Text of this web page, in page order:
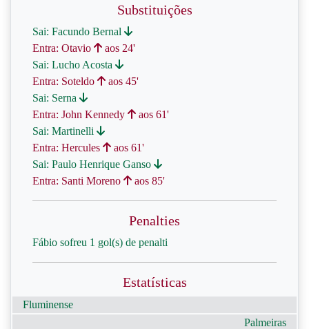
Substituições
Sai: Facundo Bernal
Entra: Otavio
aos 24'
Sai: Lucho Acosta
Entra: Soteldo
aos 45'
Sai: Serna
Entra: John Kennedy
aos 61'
Sai: Martinelli
Entra: Hercules
aos 61'
Sai: Paulo Henrique Ganso
Entra: Santi Moreno
aos 85'
Penalties
Fábio sofreu 1 gol(s) de penalti
Estatísticas
Fluminense
Palmeiras